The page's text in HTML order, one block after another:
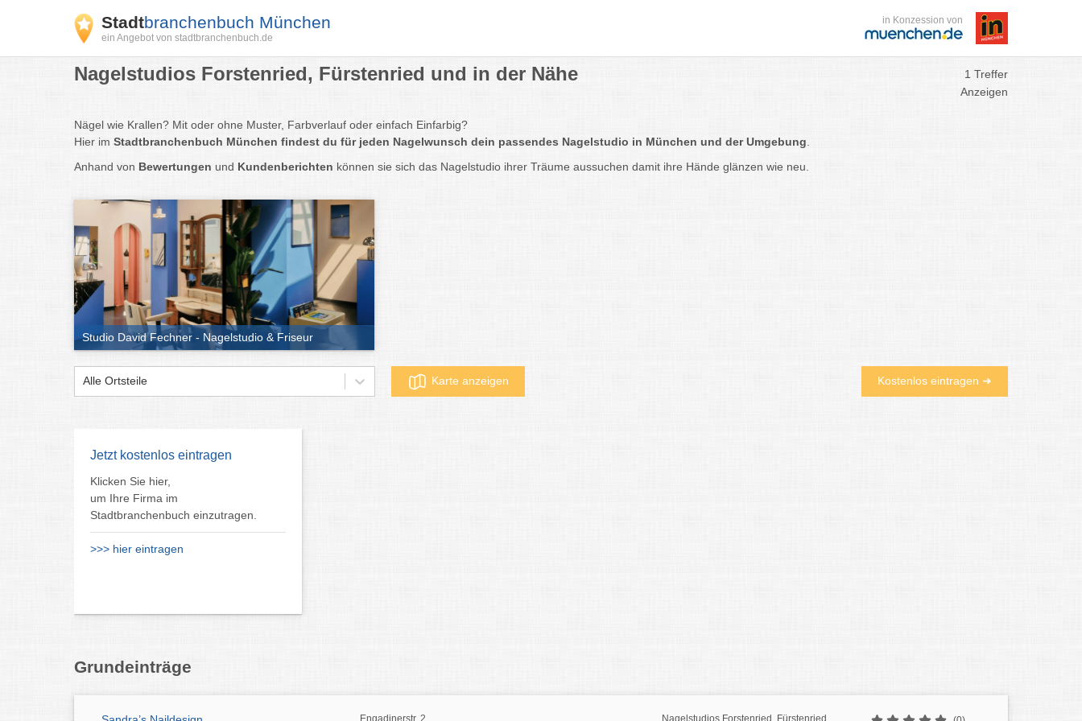
Stadtbranchenbuch München
ein Angebot von stadtbranchenbuch.de
in Konzession von
Nagelstudios Forstenried, Fürstenried und in der Nähe
1 Treffer
Anzeigen
Nägel wie Krallen? Mit oder ohne Muster, Farbverlauf oder einfach Einfarbig?
Hier im Stadtbranchenbuch München findest du für jeden Nagelwunsch dein passendes Nagelstudio in München und der Umgebung
Anhand von Bewertungen und Kundenberichten können sie sich das Nagelstudio ihrer Träume aussuchen damit ihre Hände glänzen wie neu.
Studio David Fechner - Nagelstudio & Friseur
Alle Ortsteile Karte anzeigen Kostenlos eintragen ➜
Jetzt kostenlos eintragen
Klicken Sie hier,
um Ihre Firma im
Stadtbranchenbuch einzutragen.
>>> hier eintragen
Grundeinträge
Engadinerstr. 2 Nagelstudios Forstenried, Fürstenried